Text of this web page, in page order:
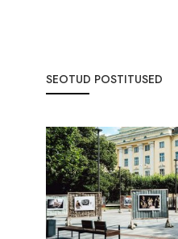
SEOTUD POSTITUSED